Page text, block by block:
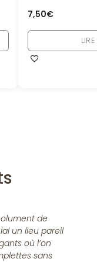
7,50€
de
un lieu pareil
où l’on
sans